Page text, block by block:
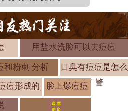
用盐水洗脸可以去痘痘
和粉刺 分析
口臭有痘痘是怎么
了 警
痘形成的
脸上爆痘痘
是什么原因